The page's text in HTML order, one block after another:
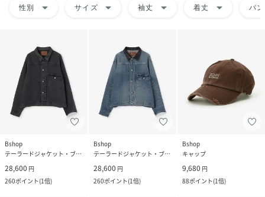
性別 arrow_drop_down サイズ arrow_drop_down 袖丈 arrow_drop_down 着丈 arrow_drop_down パ
Bshop
テーラードジャケット・ブレザー
28,600 円
260ポイント(1倍)
Bshop
テーラードジャケット・ブレザー
28,600 円
260ポイント(1倍)
Bshop
キャップ
9,680 円
88ポイント(1倍)